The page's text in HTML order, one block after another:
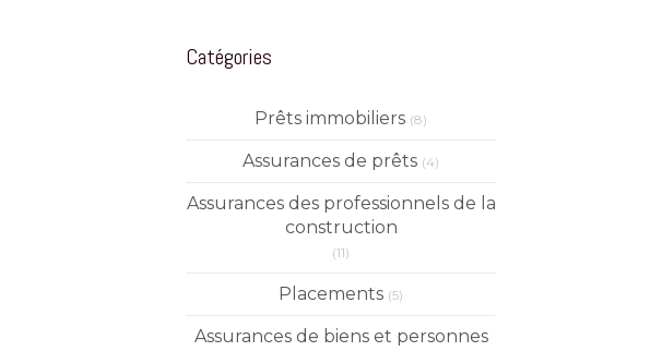
Catégories
Prêts immobiliers (8)
Assurances de prêts (4)
Assurances des professionnels de la
construction
(11)
Placements (5)
Assurances de biens et personnes